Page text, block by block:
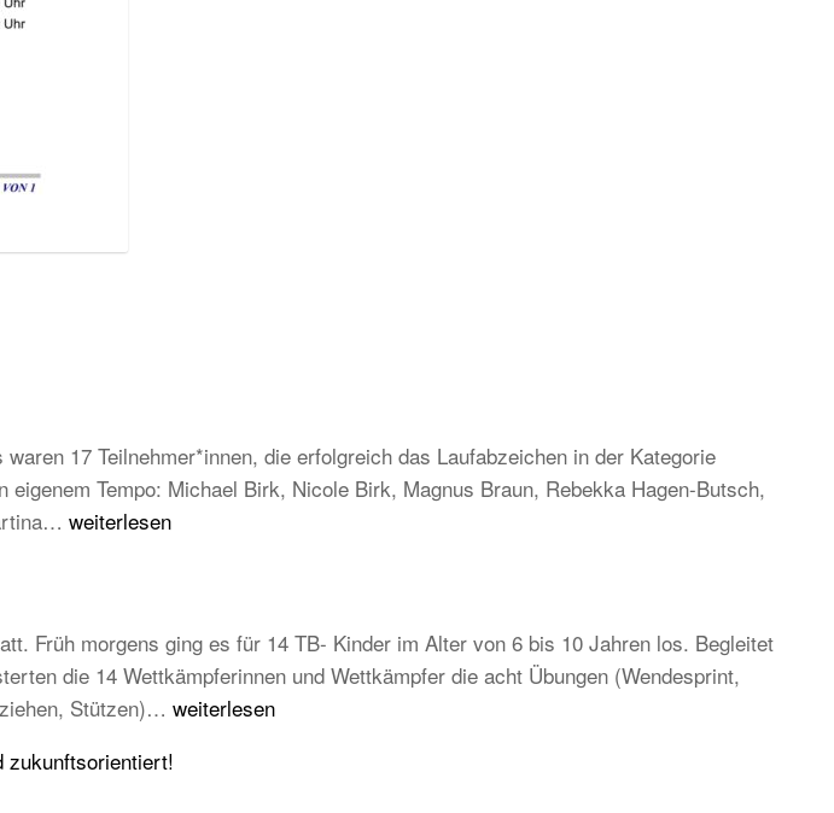
17 Teilnehmer*innen, die erfolgreich das Laufabzeichen in der Kategorie
Tempo: Michael Birk, Nicole Birk, Magnus Braun, Rebekka Hagen-Butsch,
Erfolgreiche
weiterlesen
Früh morgens ging es für 14 TB- Kinder im Alter von 6 bis 10 Jahren los. Begleitet
die 14 Wettkämpferinnen und Wettkämpfer die acht Übungen (Wendesprint,
Stützen)… 14
Kinder
weiterlesen
zukunftsorientiert!